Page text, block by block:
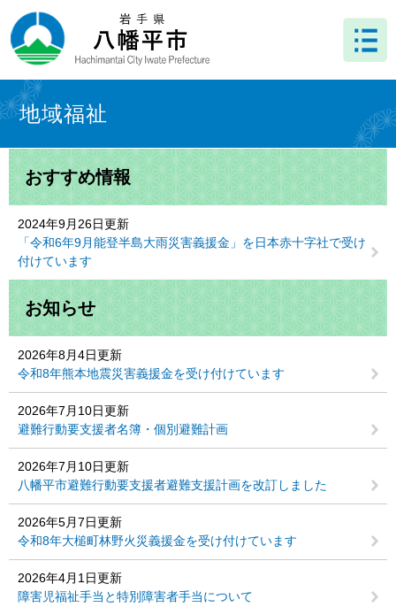
ー
ジ
先
頭
で
ニ
ュ
を
飛
ば
文 地域福祉
おすすめ情報
2024年9月26日更新
「令和6年9月能登半島大雨災害義援金」を日本赤十字社で受け
付けています
お知らせ
2026年8月4日更新
令和8年熊本地震災害義援金を受け付けています
2026年7月10日更新
避難行動要支援者名簿・個別避難計画
2026年7月10日更新
八幡平市避難行動要支援者避難支援計画を改訂しました
2026年5月7日更新
令和8年大槌町林野火災義援金を受け付けています
2026年4月1日更新
障害児福祉手当と特別障害者手当について